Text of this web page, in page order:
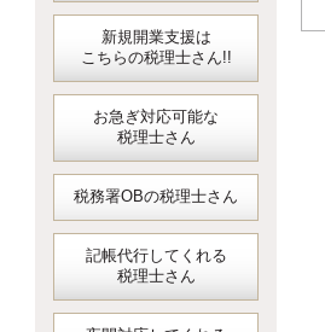
新規開業支援は
こちらの税理士さん!!
お急ぎ対応可能な
税理士さん
税務署OBの税理士さん
記帳代行してくれる
税理士さん